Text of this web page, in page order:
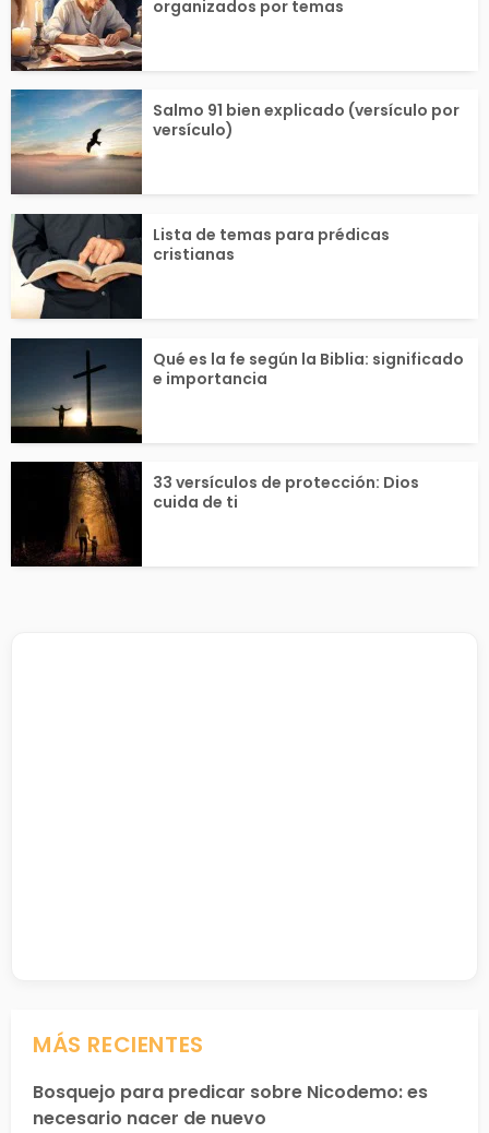
organizados por temas
Salmo 91 bien explicado (versículo por
versículo)
Lista de temas para prédicas
cristianas
Qué es la fe según la Biblia: significado
e importancia
33 versículos de protección: Dios
cuida de ti
MÁS RECIENTES
Bosquejo para predicar sobre Nicodemo: es
necesario nacer de nuevo